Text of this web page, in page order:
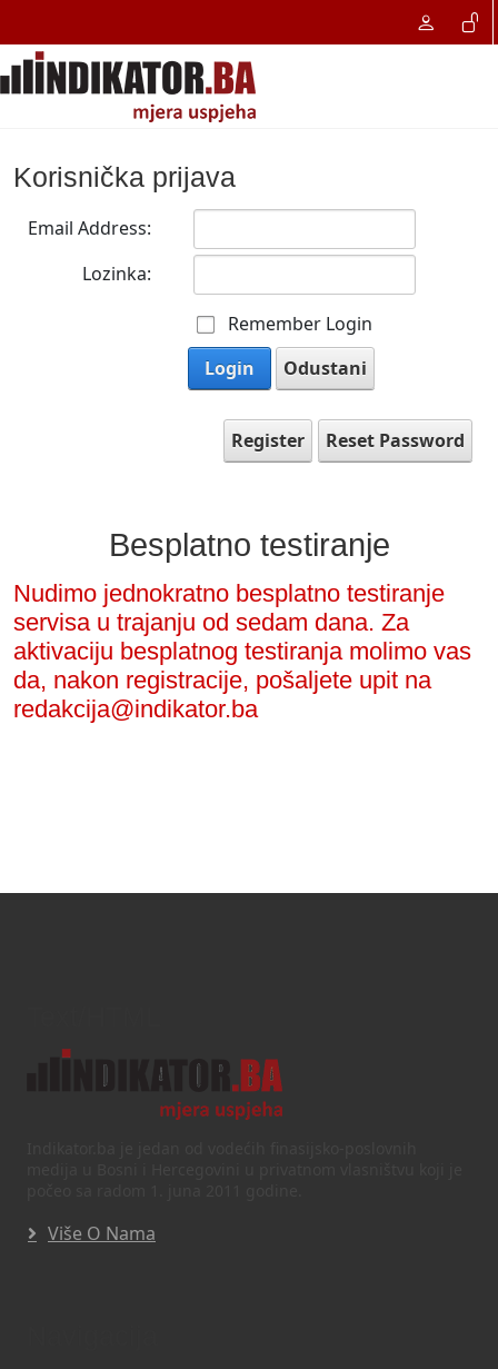
Korisnička prijava
Email Address:
Lozinka:
Remember Login
Login
Odustani
Register Reset Password
Besplatno testiranje
Nudimo jednokratno besplatno testiranje
servisa u trajanju od sedam dana. Za
aktivaciju besplatnog testiranja molimo vas
da, nakon registracije, pošaljete upit na
redakcija@indikator.ba
Više O Nama